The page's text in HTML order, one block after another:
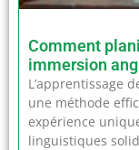
Comment
immersion
L’apprentissage
une méthode
expérience
linguistiques